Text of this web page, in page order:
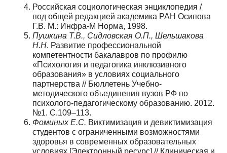
Российская социологическая энциклопедия /
под общей редакцией академика РАН Осипова
Г.В. М.: Инфра-М Норма, 1998.
Пушкина Т.В., Сидловская О.П., Шельшакова
Н.Н. Развитие профессиональной
компетентности бакалавров по профилю
«Психология и педагогика инклюзивного
образования» в условиях социального
партнерства // Бюллетень Учебно-
методического объединения вузов РФ по
психолого-педагогическому образованию. 2012.
№1. С.109–113.
Фоминых Е.С. Виктимизация и девиктимизация
студентов с ограниченными возможностями
здоровья в современных образовательных
условиях [Электронный ресурс] // Клиническая и